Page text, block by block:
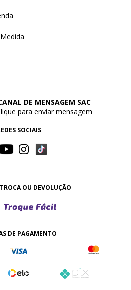
DE MENSAGEM SAC
para enviar mensagem
SOCIAIS
OU DEVOLUÇÃO
DE PAGAMENTO